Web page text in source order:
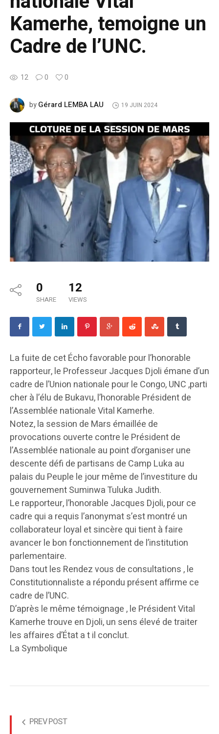
Kamerhe, temoigne un
Cadre de l’UNC.
12 0 0
byGérard LEMBA LAU 19 JUIN 2024
0
SHARE
12
VIEWS
La fuite de cet Écho favorable pour l’honorable
rapporteur, le Professeur Jacques Djoli émane d’un
cadre de l’Union nationale pour le Congo, UNC ,parti
cher à l’élu de Bukavu, l’honorable Président de
l’Assemblée nationale Vital Kamerhe.
Notez, la session de Mars émaillée de
provocations ouverte contre le Président de
l’Assemblée nationale au point d’organiser une
descente défi de partisans de Camp Luka au
palais du Peuple le jour même de l’investiture du
gouvernement Suminwa Tuluka Judith.
Le rapporteur, l’honorable Jacques Djoli, pour ce
cadre qui a requis l’anonymat s’est montré un
collaborateur loyal et sincère qui tient à faire
avancer le bon fonctionnement de l’institution
parlementaire.
Dans tout les Rendez vous de consultations , le
Constitutionnaliste a répondu présent affirme ce
cadre de l’UNC.
D’après le même témoignage , le Président Vital
Kamerhe trouve en Djoli, un sens élevé de traiter
les affaires d’État a t il conclut.
La Symbolique
PREV POST